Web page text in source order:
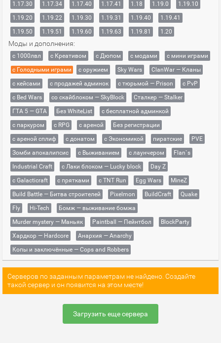
1.17.30
1.17.34 1.17.40 1.17.41 1.18 1.19.0
1.19.10
1.19.20
1.19.22 1.19.30 1.19.31 1.19.40
1.19.41
1.19.50
1.19.51 1.19.60 1.19.63 1.19.81 1.20
Моды и дополнения:
с 1000лвл c Креативом с Дюпом с модами
с мини играми
с Голодными играми
с оружием Sky Wars
ClanWar — Кланы
с кейсами
с продажей админок с тюрьмой — Prison
с PvP
с Bed Wars
со скайблоком — SkyBlock
Сталкер — Stalker
ГТА 5 — GTA
Без WhiteList
с бесплатной админкой
с паркуром
с RPG с ареной
Без регистрации
с ареной сплиф
с донатом с Экономикой пиратские
PVE
Зомби апокалипсис
с Выживанием с лаунчером
Flan`s
Industrial Craft
с Лаки блоком — Lucky block
Day Z
с Galacticraft
с прятками с TNT Run Egg Wars
MineZ
Build Battle — Битва строителей
Pixelmon BuildCraft
Quake
Fly
Hi-Tech
Бомж — выживание бомжа
Murder mystery — Маньяк
Paintball — Пейнтбол
BlockParty
Хардкор — Hardcore
Анархия — Anarchy
Копы и заключённые — Cops and Robbers
Серверов по заданным параметрам не найдено. Создайте
такой сервер и он появится на этом месте!
Загрузить еще сервера